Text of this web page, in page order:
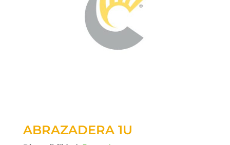
ABRAZADERA 1U